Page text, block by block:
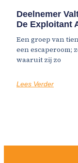
Deelnemer
De Exploitant
Een groep van
een escaperoom;
waaruit zij zo
Lees Verder